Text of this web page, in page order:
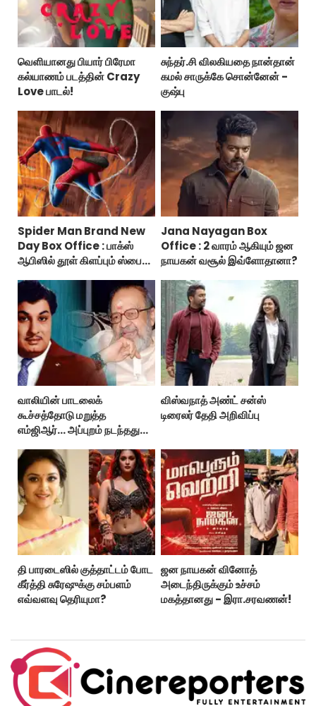
வெளியானது பியார் பிரேமா
கல்யாணம் படத்தின் Crazy
Love பாடல்!
சுந்தர்.சி விலகியதை நான்தான்
கமல் சாருக்கே சொன்னேன் -
குஷ்பு
Spider Man Brand New
Day Box Office : பாக்ஸ்
ஆபிஸில் தூள் கிளப்பும் ஸ்பைடர்
Jana Nayagan Box
Office : 2 வாரம் ஆகியும் ஜன
நாயகன் வசூல் இவ்ளோதானா?
வாலியின் பாடலைக்
கூச்சத்தோடு மறுத்த
எம்ஜிஆர்... அப்புறம் நடந்தது
விஸ்வநாத் அண்ட் சன்ஸ்
டிரைலர் தேதி அறிவிப்பு
தி பாரடைஸில் குத்தாட்டம் போட
கீர்த்தி சுரேஷுக்கு சம்பளம்
எவ்வளவு தெரியுமா?
ஜன நாயகன் வினோத்
அடைந்திருக்கும் உச்சம்
மகத்தானது - இரா.சரவணன்!